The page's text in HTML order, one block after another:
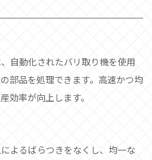
自動化されたバリ取り機を使用
部品を処理できます。高速かつ均
効率が向上します。
よるばらつきをなくし、均一な